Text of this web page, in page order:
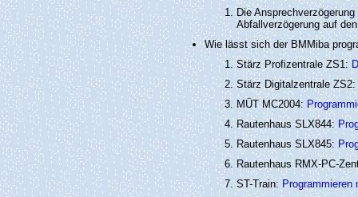
Die
Abfallverzögerung auf
Wie lässt sich der BMMiba
Stärz Profizentrale ZS1:
Stärz Digitalzentrale ZS2:
MÜT MC2004:
Rautenhaus SLX844:
Rautenhaus SLX845:
Rautenhaus RMX-PC-
ST-Train: Programmieren